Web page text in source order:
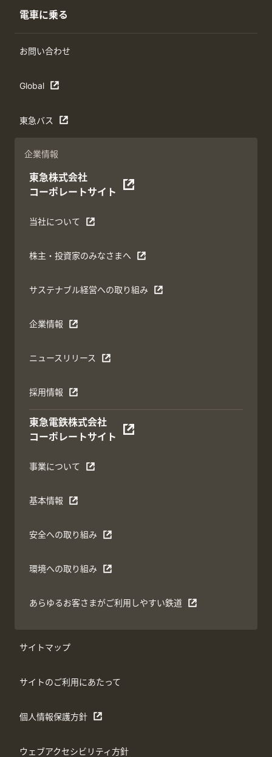
電車に乗る
お問い合わせ
Global
東急バス
企業情報
東急株式会社
コーポレートサイト
当社について
株主・投資家のみなさまへ
サステナブル経営への取り組み
企業情報
ニュースリリース
採用情報
東急電鉄株式会社
コーポレートサイト
事業について
基本情報
安全への取り組み
環境への取り組み
あらゆるお客さまがご利用しやすい鉄道
サイトマップ
サイトのご利用にあたって
個人情報保護方針
ウェブアクセシビリティ方針